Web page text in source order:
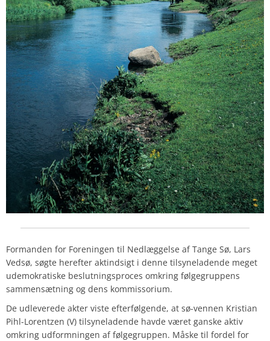
Formanden for Foreningen til Nedlæggelse af Tange Sø, Lars
Vedsø, søgte herefter aktindsigt i denne tilsyneladende meget
udemokratiske beslutningsproces omkring følgegruppens
sammensætning og dens kommissorium.
De udleverede akter viste efterfølgende, at sø-vennen Kristian
Pihl-Lorentzen (V) tilsyneladende havde været ganske aktiv
omkring udformningen af følgegruppen. Måske til fordel for